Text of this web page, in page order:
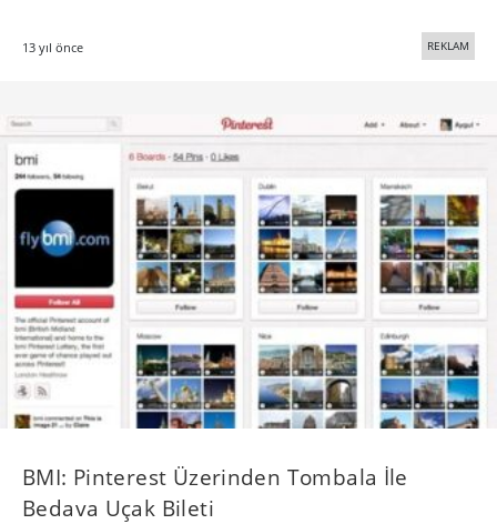
13 yıl önce REKLAM
BMI: Pinterest Üzerinden Tombala İle
Bedava Uçak Bileti